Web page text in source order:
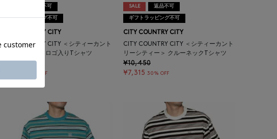
返品不可
ギフトラッピング不可
CITY COUNTRY CITY
CITY COUNTRY CITY ＜シティーカント
リーシティー＞ ロゴ入りTシャツ
30% OFF
SALE 返品不可
ギフトラッピング不可
CITY COUNTRY CITY
CITY COUNTRY CITY ＜シティーカント
リーシティー＞ クルーネックTシャツ
¥10,450
¥7,315 30% OFF